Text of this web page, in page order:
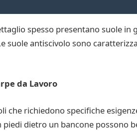
spesso presentano suole
suole antiscivolo sono
da Lavoro
richiedono specifiche
dietro un bancone possono